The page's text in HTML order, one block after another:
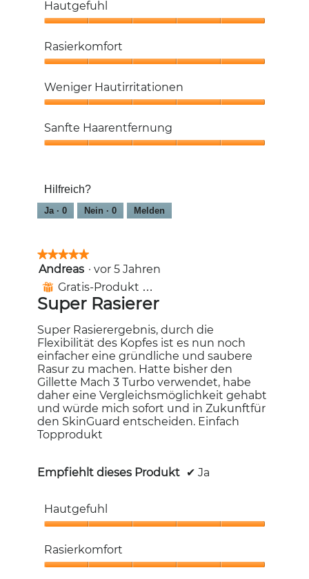
Hautgefuhl
5
von
Rasierkomfort
5
von
Weniger Hautirritationen
Hautirritationen,
5
Sanfte Haarentfernung
von
5
Hilfreich?
Ja · 0 Nein · 0 Melden
★★★★★
★★★★★
5
von
Sternen.
Andreas · vor 5 Jahren
⊞ Gratis-Produkt erhalten
Super Rasierer
Super Rasierergebnis, durch die
Flexibilität des Kopfes ist es nun noch
einfacher eine gründliche und saubere
Rasur zu machen. Hatte bisher den
Gillette Mach 3 Turbo verwendet, habe
daher eine Vergleichsmöglichkeit gehabt
und würde mich sofort und in Zukunftfür
den SkinGuard entscheiden. Einfach
Topprodukt
Empfiehlt dieses Produkt ✔ Ja
Hautgefuhl
5
von
Rasierkomfort